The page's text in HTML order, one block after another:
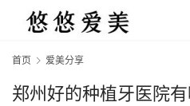
首页 爱美分享
郑州好的种植牙医院